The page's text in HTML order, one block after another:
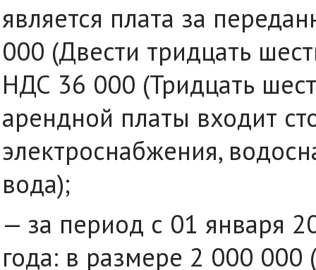
является плата за
000 (Двести тридцать
НДС 36 000 (Тридцать
арендной платы входит
электроснабжения,
вода);
— за период с 01 января
года: в размере 2 000